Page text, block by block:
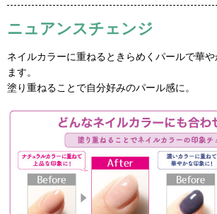
ニュアンスチェンジ
ネイルカラーに重ねるときらめくパールで華
ます。
塗り重ねることで自分好みのパール感に。